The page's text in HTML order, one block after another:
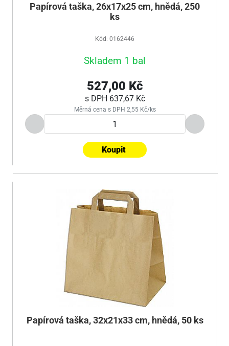
Papírová taška, 26x17x25 cm, hnědá, 250
ks
Kód: 0162446
Skladem 1 bal
527,00 Kč
s DPH 637,67 Kč
Měrná cena s DPH 2,55 Kč/ks
Koupit
Papírová taška, 32x21x33 cm, hnědá, 50 ks